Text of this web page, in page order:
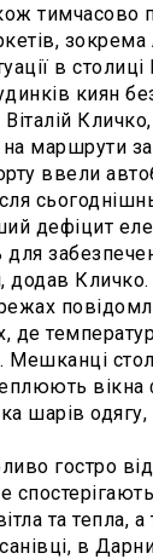
тимчасово
зокрема
в
киян
на маршрути
ввели
дефіцит
для
додав Кличко.
де
Мешканці
вікна
шарів
гостро
та тепла,
в